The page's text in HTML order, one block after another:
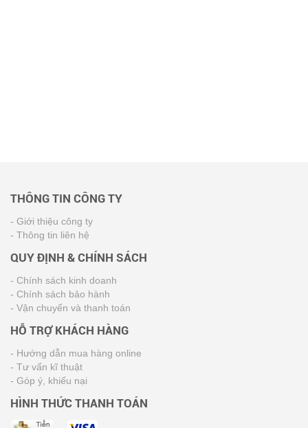
THÔNG TIN CÔNG TY
- Giới thiệu công ty
- Thông tin liên hệ
QUY ĐỊNH & CHÍNH SÁCH
- Chính sách kinh doanh
- Chính sách bảo hành
- Vận chuyển và thanh toán
HỖ TRỢ KHÁCH HÀNG
- Hướng dẫn mua hàng online
- Tư vấn kĩ thuật
- Góp ý, khiếu nại
HÌNH THỨC THANH TOÁN